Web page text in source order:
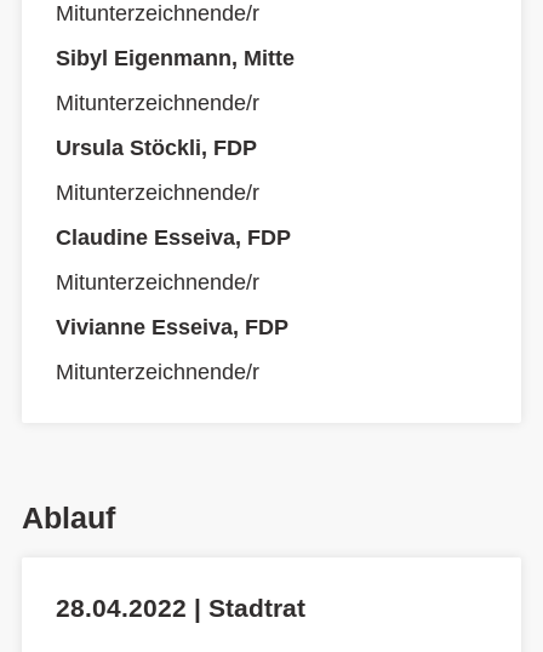
Mitunterzeichnende/r
Sibyl Eigenmann, Mitte
Mitunterzeichnende/r
Ursula Stöckli, FDP
Mitunterzeichnende/r
Claudine Esseiva, FDP
Mitunterzeichnende/r
Vivianne Esseiva, FDP
Mitunterzeichnende/r
Ablauf
28.04.2022 | Stadtrat